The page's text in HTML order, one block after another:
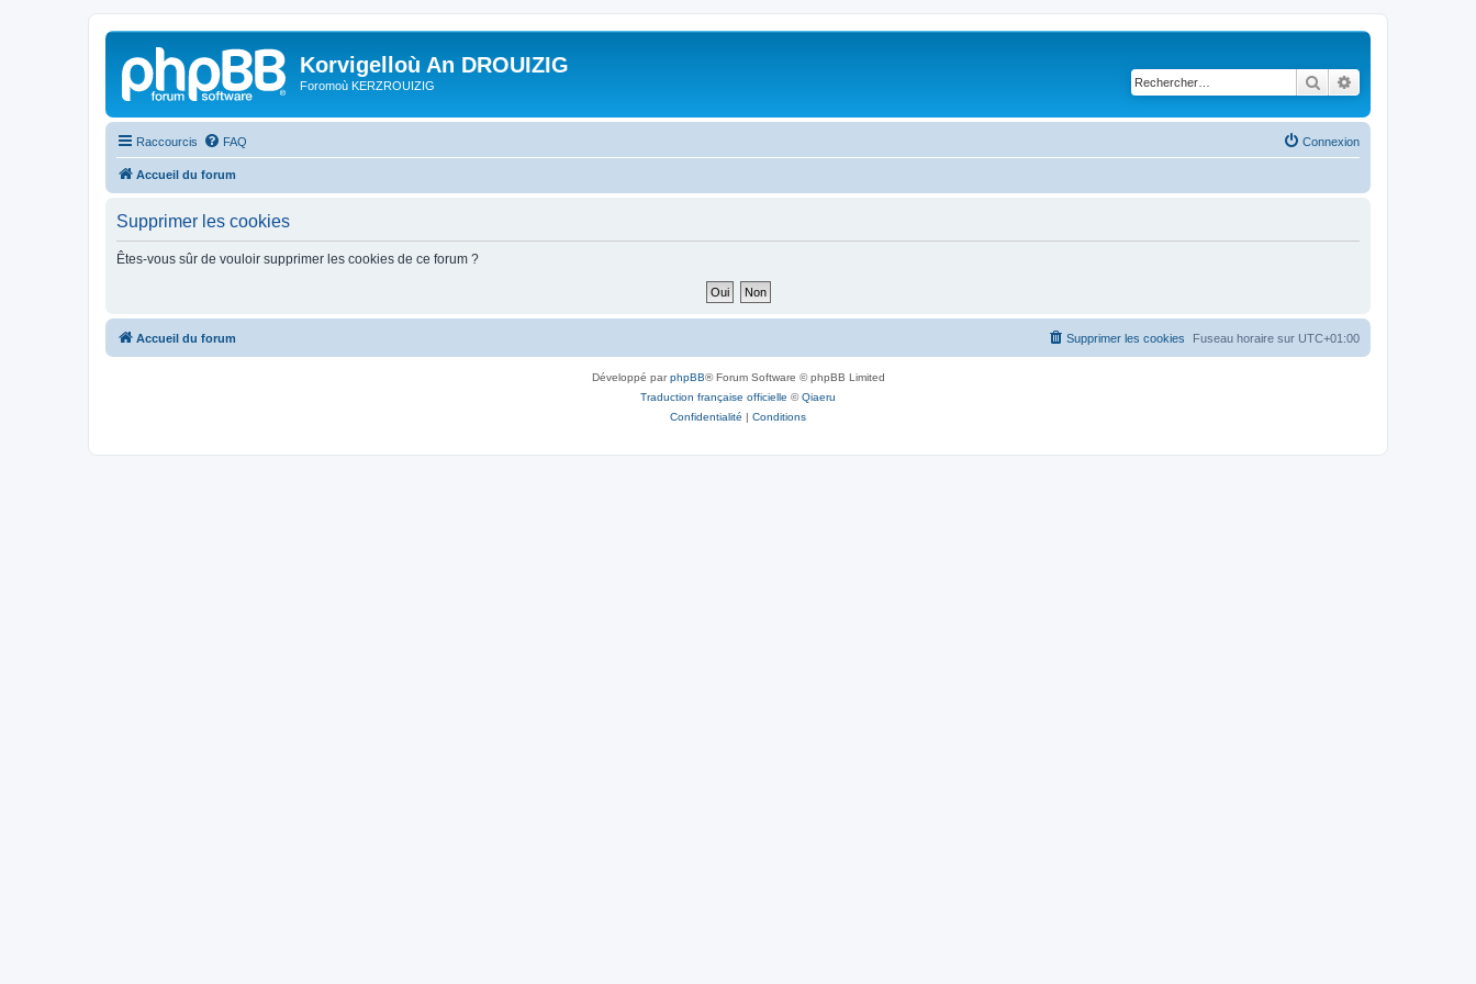
Korvigelloù An DROUIZIG
Foromoù KERZROUIZIG Rechercher
Raccourcis FAQ Connexion
Accueil du forum
Supprimer les cookies
Êtes-vous sûr de vouloir supprimer les cookies de ce forum ?
Accueil du forum Fuseau horaire sur UTC+01:00
Supprimer les cookies
Développé parphpBB® Forum Software © phpBB Limited
Traduction française officielle ©Qiaeru
Confidentialité | Conditions